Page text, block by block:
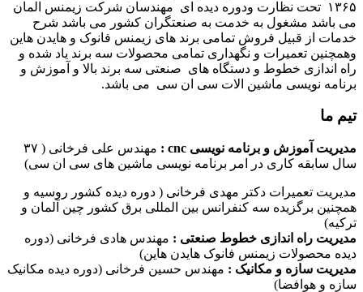
۱۳۶۵ تحت نظارت ودوره دیده ای مهندسان شرکت زیمنس المان
می باشد مشغول به خدمت به صنعتگران کشور می باشد شرح
خدمات از قبیل فروش تمامی برند های زیمنس فانوک و هایدن هاین
وهمچنین تعمیرات و نگهداری تمامی محصولات سه برند یاد شده و
راه اندازی خطوط و دستگاه های صنعتی سه برند بالا و آموزش و
برنامه نویسی ماشین الات سی ان سی می باشد.
تیم ما
مدیریت آموزش و برنامه نویسی cnc :
مهندس علی فرخانی ( ۳۷
سال سابقه کاری در امر برنامه نویسی ماشین های سی ان سی)
مدیریت تعمیرات دکتر مهدی فرخانی ( دوره دیده کشور روسیه و
همچنین برگزیده سه کنفرانس بین المللی برق کشور چین آلمان و
ترکیه)
مدیریت راه اندازی خطوط صنعتی : مهندس هادی فرخانی (دوره
دیده محصولات زیمنس فانوک هایدن هاین)
مدیریت سازه و مکانیک : مهندس حسین فرخانی (دوره دیده مکانیک
سازه و هوافضا)